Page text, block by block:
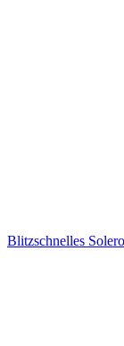
Blitzschnelles